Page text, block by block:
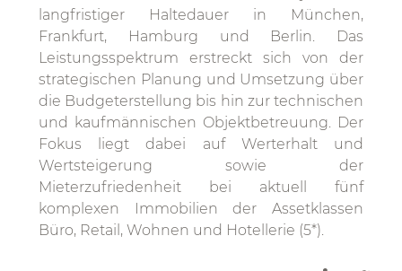
langfristiger Haltedauer in München,
Frankfurt, Hamburg und Berlin. Das
Leistungsspektrum erstreckt sich von der
strategischen Planung und Umsetzung über
die Budgeterstellung bis hin zur technischen
und kaufmännischen Objektbetreuung. Der
Fokus liegt dabei auf Werterhalt und
Wertsteigerung sowie der
Mieterzufriedenheit bei aktuell fünf
komplexen Immobilien der Assetklassen
Büro, Retail, Wohnen und Hotellerie (5*).